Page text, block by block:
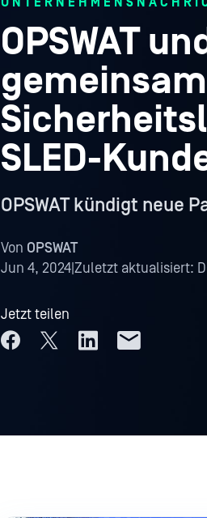
OPSWAT
SLED-
OPSWAT kündigt neue
Von OPSWAT
Jun 4, 2024Zuletzt aktualisiert:
Jetzt teilen